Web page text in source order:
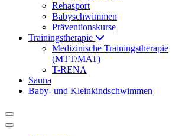
Rehasport
Babyschwimmen
Präventionskurse
Trainingstherapie
Medizinische Trainingstherapie
(MTT/MAT)
T-RENA
Sauna
Baby- und Kleinkindschwimmen